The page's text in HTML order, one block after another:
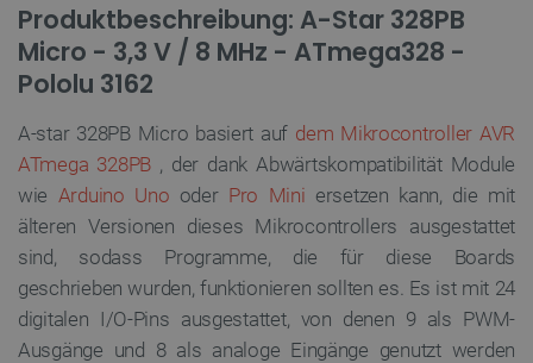
Produktbeschreibung: A-Star 328PB
Micro - 3,3 V / 8 MHz - ATmega328 -
Pololu 3162
A-star 328PB Micro basiert auf dem Mikrocontroller AVR
ATmega 328PB , der dank Abwärtskompatibilität Module
wie Arduino Uno oder Pro Mini ersetzen kann, die mit
älteren Versionen dieses Mikrocontrollers ausgestattet
sind, sodass Programme, die für diese Boards
geschrieben wurden, funktionieren sollten es. Es ist mit 24
digitalen I/O-Pins ausgestattet, von denen 9 als PWM-
Ausgänge und 8 als analoge Eingänge genutzt werden